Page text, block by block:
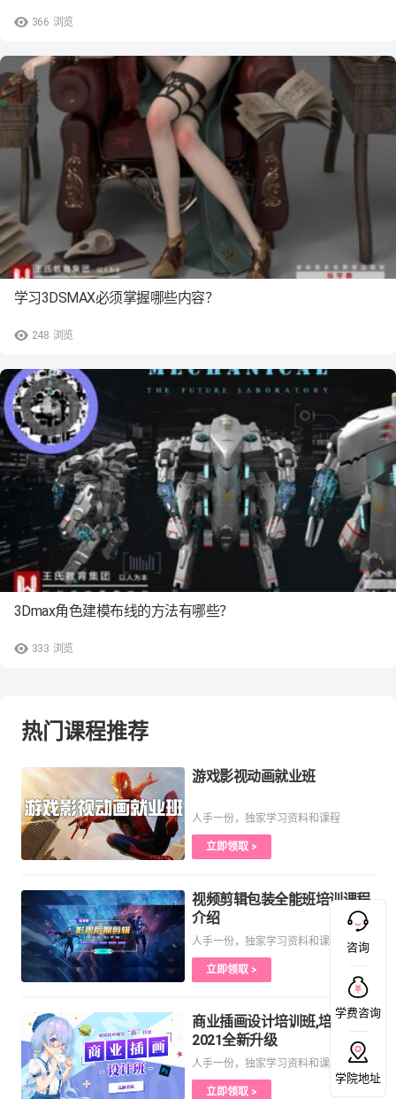
366 浏览
248 浏览
学习3DSMAX必须掌握哪些内容？
333 浏览
3Dmax角色建模布线的方法有哪些？
热门课程推荐
游戏影视动画就业班
人手一份，独家学习资料和课程
立即领取 >
视频剪辑包装全能班培训课程
介绍
人手一份，独家学习资料和课程
立即领取 >
商业插画设计培训班,培训课程
2021全新升级
人手一份，独家学习资料和课程
立即领取 >
咨询
学费咨询
学院地址